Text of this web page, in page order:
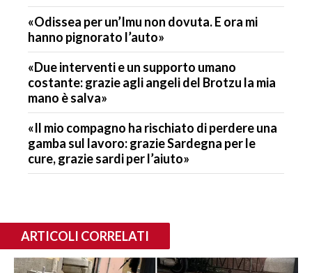
«Odissea per un’Imu non dovuta. E ora mi
hanno pignorato l’auto»
«Due interventi e un supporto umano
costante: grazie agli angeli del Brotzu la mia
mano è salva»
«Il mio compagno ha rischiato di perdere una
gamba sul lavoro: grazie Sardegna per le
cure, grazie sardi per l’aiuto»
ARTICOLI CORRELATI